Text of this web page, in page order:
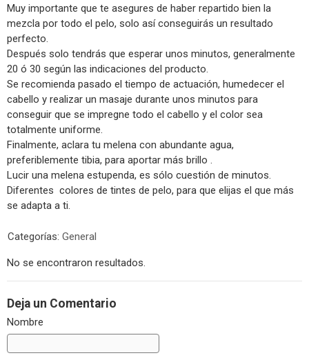
Muy importante que te asegures de haber repartido bien la
mezcla por todo el pelo, solo así conseguirás un resultado
perfecto.
Después solo tendrás que esperar unos minutos, generalmente
20 ó 30 según las indicaciones del producto.
Se recomienda pasado el tiempo de actuación, humedecer el
cabello y realizar un masaje durante unos minutos para
conseguir que se impregne todo el cabello y el color sea
totalmente uniforme.
Finalmente, aclara tu melena con abundante agua,
preferiblemente tibia, para aportar más brillo .
Lucir una melena estupenda, es sólo cuestión de minutos.
Diferentes colores de tintes de pelo, para que elijas el que más
se adapta a ti.
Categorías: General
No se encontraron resultados.
Deja un Comentario
Nombre